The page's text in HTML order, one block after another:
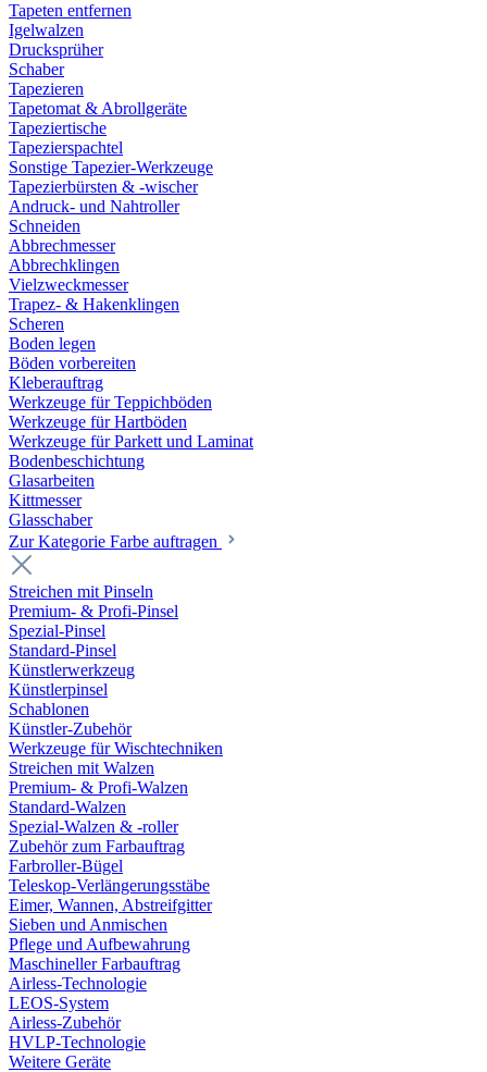
Tapeten entfernen
Igelwalzen
Drucksprüher
Schaber
Tapezieren
Tapetomat & Abrollgeräte
Tapeziertische
Tapezierspachtel
Sonstige Tapezier-Werkzeuge
Tapezierbürsten & -wischer
Andruck- und Nahtroller
Schneiden
Abbrechmesser
Abbrechklingen
Vielzweckmesser
Trapez- & Hakenklingen
Scheren
Boden legen
Böden vorbereiten
Kleberauftrag
Werkzeuge für Teppichböden
Werkzeuge für Hartböden
Werkzeuge für Parkett und Laminat
Bodenbeschichtung
Glasarbeiten
Kittmesser
Glasschaber
Zur Kategorie Farbe auftragen
Streichen mit Pinseln
Premium- & Profi-Pinsel
Spezial-Pinsel
Standard-Pinsel
Künstlerwerkzeug
Künstlerpinsel
Schablonen
Künstler-Zubehör
Werkzeuge für Wischtechniken
Streichen mit Walzen
Premium- & Profi-Walzen
Standard-Walzen
Spezial-Walzen & -roller
Zubehör zum Farbauftrag
Farbroller-Bügel
Teleskop-Verlängerungsstäbe
Eimer, Wannen, Abstreifgitter
Sieben und Anmischen
Pflege und Aufbewahrung
Maschineller Farbauftrag
Airless-Technologie
LEOS-System
Airless-Zubehör
HVLP-Technologie
Weitere Geräte